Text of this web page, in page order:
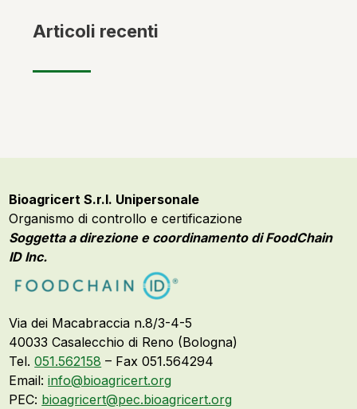
Articoli recenti
Bioagricert S.r.l. Unipersonale
Organismo di controllo e certificazione
Soggetta a direzione e coordinamento di FoodChain
ID Inc.
Via dei Macabraccia n.8/3-4-5
40033 Casalecchio di Reno (Bologna)
Tel.051.562158 – Fax 051.564294
Email:info@bioagricert.org
PEC: bioagricert@pec.bioagricert.org